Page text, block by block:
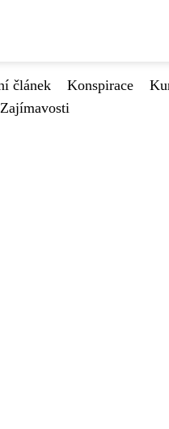
článek Konspirace
Zajímavosti